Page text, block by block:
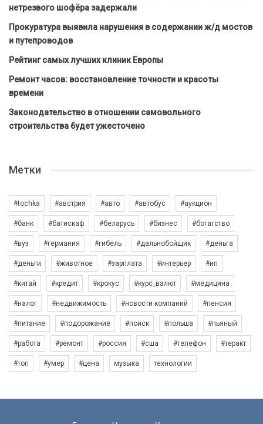
нетрезвого шофёра задержали
Прокуратура выявила нарушения в содержании ж/д мостов
и путепроводов
Рейтинг самых лучших клиник Европы
Ремонт часов: восстановление точности и красоты
времени
Законодательство в отношении самовольного
строительства будет ужесточено
Метки
#tochka #австрия #авто #автобус #аукцион
#банк #батискаф #беларусь #бизнес #богатство
#вуз #германия #гибель #дальнобойщик #деньга
#деньги #животное #зарплата #интерьер #ип
#китай #кредит #крокус #курс_валют #медицина
#налог #недвижимость #новости компаний #пенсия
#питание #подорожание #поиск #польша #пьяный
#работа #ремонт #россия #сша #телефон #теракт
#топ #умер #цена музыка технологии